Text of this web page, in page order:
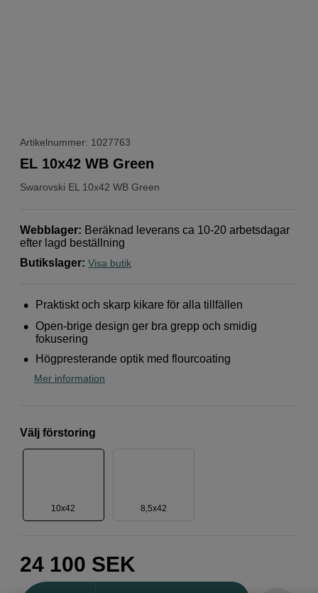
Artikelnummer: 1027763
Swarovski EL 10x42 WB Green
EL 10x42 WB Green
Webblager: Beräknad leverans ca 10-20 arbetsdagar
efter lagd beställning
Butikslager: Visa butik
Praktiskt och skarp kikare för alla tillfällen
Open-brige design ger bra grepp och smidig
fokusering
Högpresterande optik med flourcoating
Mer information
Välj förstoring
10x42 8,5x42
24 100 SEK